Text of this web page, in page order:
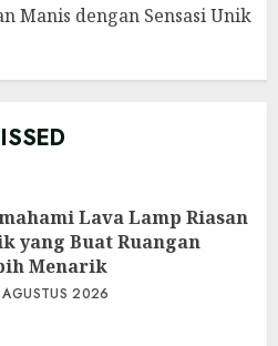
Manis dengan Sensasi Unik
Lava Lamp Riasan
yang Buat Ruangan
Menarik
2026